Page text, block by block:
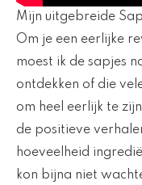
Mijn uitgebreide
Om je een eerlijke
moest ik de sapjes
ontdekken of die
om heel eerlijk te
de positieve
hoeveelheid
kon bijna niet